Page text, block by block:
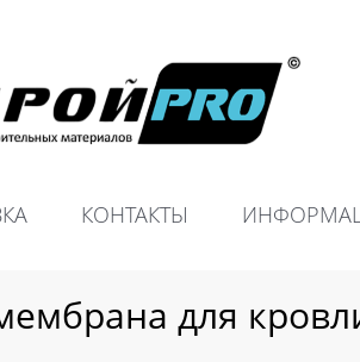
КОНТАКТЫ
для